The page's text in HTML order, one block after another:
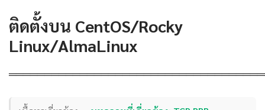
ติดตั้งบน CentOS/Rocky
Linux/AlmaLinux